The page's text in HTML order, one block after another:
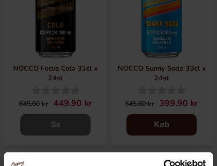
NOCCO Focus Cola 33cl x
24st
645.60 kr 449.90 kr
Se
NOCCO Sunny Soda 33cl x
24st
645.60 kr 399.90 kr
Køb
-38%